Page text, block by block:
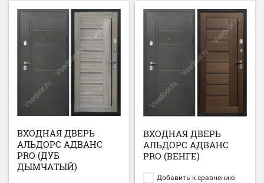
ВХОДНАЯ ДВЕРЬ
АЛЬДОРС АДВАНС
PRO (ДУБ
ДЫМЧАТЫЙ)
ВХОДНАЯ ДВЕРЬ
АЛЬДОРС АДВАНС
PRO (ВЕНГЕ)
Добавить к сравнению